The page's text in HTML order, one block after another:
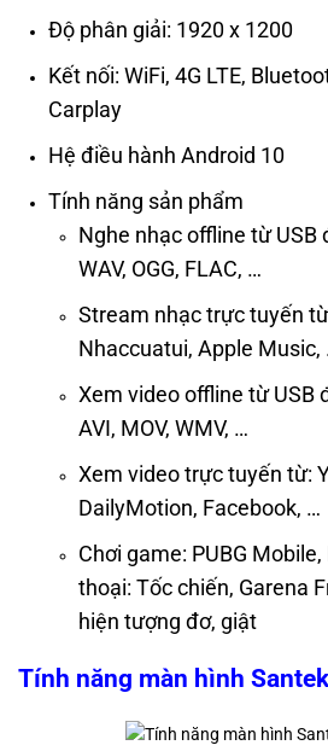
Độ phân giải: 1920 x 1200
Kết nối: WiFi, 4G LTE,
Carplay
Hệ điều hành Android 10
Tính năng sản phẩm
Nghe nhạc offline từ USB
WAV, OGG, FLAC, …
Stream nhạc trực tuyến
Nhaccuatui, Apple Music,
Xem video offline từ USB
AVI, MOV, WMV, …
Xem video trực tuyến từ:
DailyMotion, Facebook, …
Chơi game: PUBG
thoại: Tốc chiến, Garena
hiện tượng đơ, giật
Tính năng màn hình